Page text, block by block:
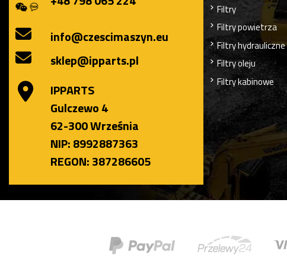
info@czescimaszyn.eu
sklep@ipparts.pl
IPPARTS
Gulczewo 4
62-300 Września
NIP: 8992887363
REGON: 387286605
Filtry
Filtry powietrza
Filtry hydrauliczne
Filtry oleju
Filtry kabinowe